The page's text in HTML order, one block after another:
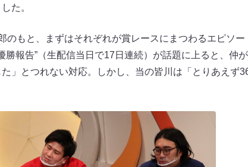
た。
のもと、まずはそれぞれが賞レースにまつわるエピソ
勝報告”（生配信当日で17日連続）が話題に上ると、仲
」とつれない対応。しかし、当の皆川は「とりあえず